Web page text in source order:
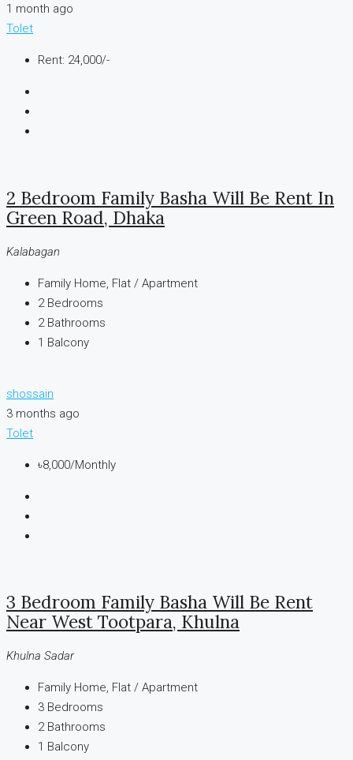
1 month ago
Tolet
Rent: 24,000/-
2 Bedroom Family Basha Will Be Rent In
Green Road, Dhaka
Kalabagan
Family Home, Flat / Apartment
2 Bedrooms
2 Bathrooms
1 Balcony
shossain
3 months ago
Tolet
৳8,000/Monthly
3 Bedroom Family Basha Will Be Rent
Near West Tootpara, Khulna
Khulna Sadar
Family Home, Flat / Apartment
3 Bedrooms
2 Bathrooms
1 Balcony